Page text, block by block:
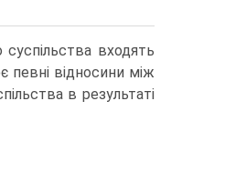
входять
певні відносини між
в результаті